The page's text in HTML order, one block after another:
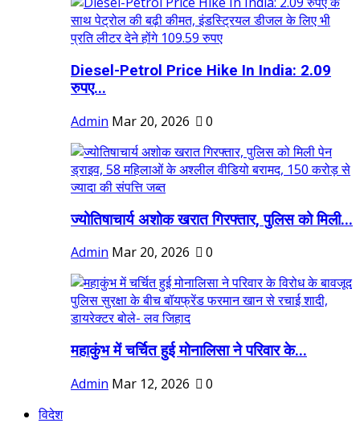
Diesel-Petrol Price Hike In India: 2.09
रुपए...
Admin Mar 20, 2026 0
ज्योतिषाचार्य अशोक खरात गिरफ्तार, पुलिस को मिली...
Admin Mar 20, 2026 0
महाकुंभ में चर्चित हुई मोनालिसा ने परिवार के...
Admin Mar 12, 2026
0
विदेश